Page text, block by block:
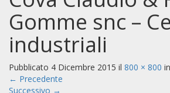
Gomme snc –
industriali
Pubblicato 4 Dicembre 2015 il 800 × 800 in
← Precedente
Successivo →